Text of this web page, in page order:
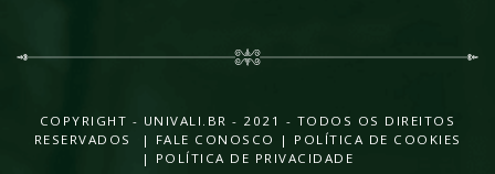
COPYRIGHT - UNIVALI.BR - 2021 - TODOS OS DIREITOS
RESERVADOS |
FALE CONOSCO | POLÍTICA DE COOKIES
| POLÍTICA DE PRIVACIDADE